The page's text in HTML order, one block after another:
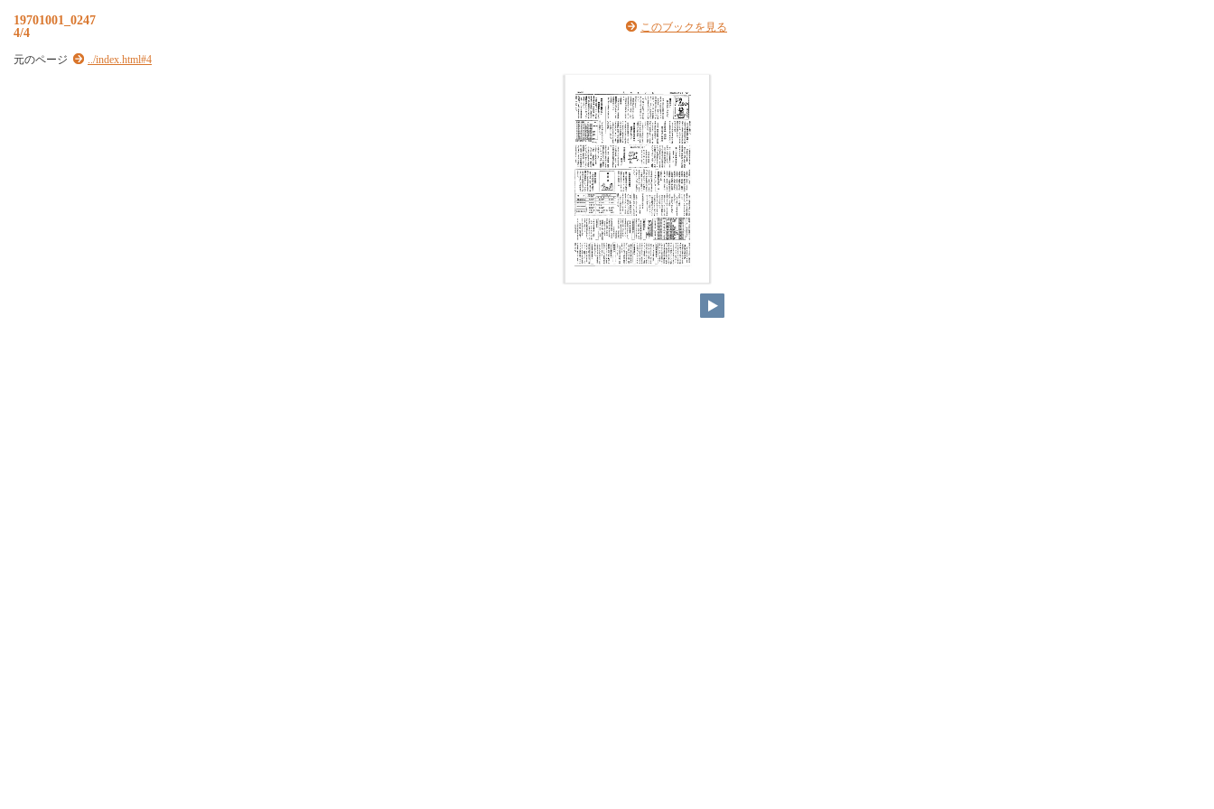
19701001_0247
4/4
元のページ ../index.html#4
このブックを見る